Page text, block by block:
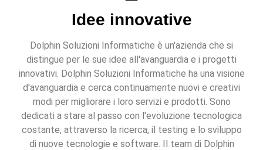
Idee innovative
Dolphin Soluzioni Informatiche è un'azienda che si
distingue per le sue idee all'avanguardia e i progetti
innovativi. Dolphin Soluzioni Informatiche ha una visione
d'avanguardia e cerca continuamente nuovi e creativi
modi per migliorare i loro servizi e prodotti. Sono
dedicati a stare al passo con l'evoluzione tecnologica
costante, attraverso la ricerca, il testing e lo sviluppo
di nuove tecnologie e software. Il team di Dolphin